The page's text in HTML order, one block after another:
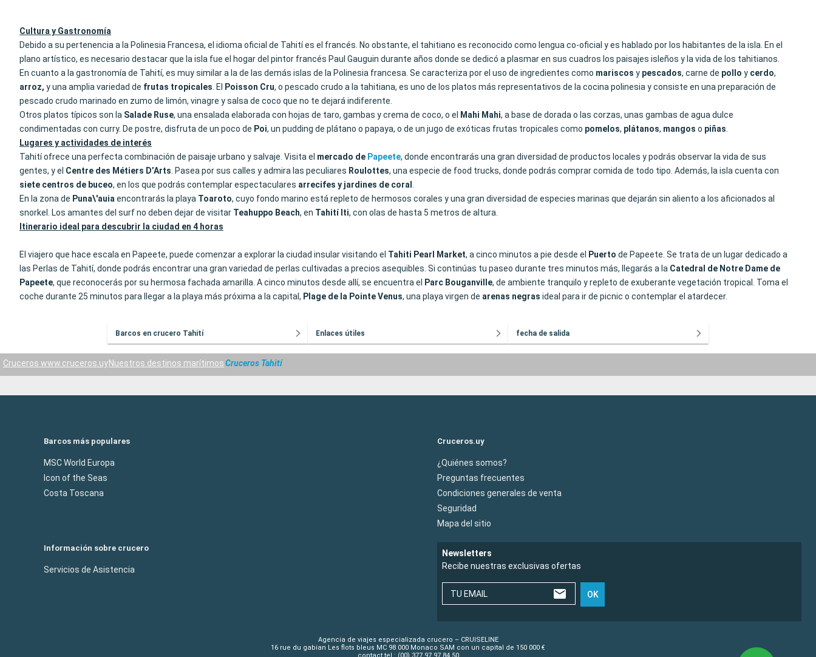
Cultura y Gastronomía
Debido a su pertenencia a la Polinesia Francesa, el idioma oficial de Tahití es el francés. No obstante, el tahitiano es reconocido como lengua co-oficial y es hablado por los habitantes de la isla. En el
plano artístico, es necesario destacar que la isla fue el hogar del pintor francés Paul Gauguin durante años donde se dedicó a plasmar en sus cuadros los paisajes isleños y la vida de los tahitianos.
En cuanto a la gastronomía de Tahití, es muy similar a la de las demás islas de la Polinesia francesa. Se caracteriza por el uso de ingredientes como mariscos y pescados, carne de pollo y cerdo,
arroz, y una amplia variedad de frutas tropicales . El Poisson Cru, o pescado crudo a la tahitiana, es uno de los platos más representativos de la cocina polinesia y consiste en una preparación de
pescado crudo marinado en zumo de limón, vinagre y salsa de coco que no te dejará indiferente.
Otros platos típicos son la Salade Ruse, una ensalada elaborada con hojas de taro, gambas y crema de coco, o el Mahi Mahi, a base de dorada o las corzas, unas gambas de agua dulce
condimentadas con curry. De postre, disfruta de un poco de Poi, un pudding de plátano o papaya, o de un jugo de exóticas frutas tropicales como pomelos, plátanos, mangos o piñas
Lugares y actividades de interés
Tahití ofrece una perfecta combinación de paisaje urbano y salvaje. Visita el mercado de Papeete, donde encontrarás una gran diversidad de productos locales y podrás observar la vida de sus
gentes, y el Centre des Métiers D’Arts . Pasea por sus calles y admira las peculiares Roulottes, una especie de food trucks, donde podrás comprar comida de todo tipo. Además, la isla cuenta con
siete centros de buceo, en los que podrás contemplar espectaculares arrecifes y jardines de coral
En la zona de Puna\'auia encontrarás la playa Toaroto, cuyo fondo marino está repleto de hermosos corales y una gran diversidad de especies marinas que dejarán sin aliento a los aficionados al
snorkel. Los amantes del surf no deben dejar de visitar Teahuppo Beach, en Tahití Iti, con olas de hasta 5 metros de altura.
Itinerario ideal para descubrir la ciudad en 4 horas
El viajero que hace escala en Papeete, puede comenzar a explorar la ciudad insular visitando el Tahiti Pearl Market, a cinco minutos a pie desde el Puerto de Papeete. Se trata de un lugar dedicado a
las Perlas de Tahití, donde podrás encontrar una gran variedad de perlas cultivadas a precios asequibles. Si continúas tu paseo durante tres minutos más, llegarás a la Catedral de Notre Dame de
Papeete, que reconocerás por su hermosa fachada amarilla. A cinco minutos desde allí, se encuentra el Parc Bouganville, de ambiente tranquilo y repleto de exuberante vegetación tropical. Toma el
coche durante 25 minutos para llegar a la playa más próxima a la capital, Plage de la Pointe Venus, una playa virgen de arenas negras ideal para ir de picnic o contemplar el atardecer.
Barcos en crucero Tahití Enlaces útiles fecha de salida
Cruceros www.cruceros.uy Nuestros destinos marítimosCruceros Tahití
Barcos más populares
MSC World Europa
Icon of the Seas
Costa Toscana
Cruceros.uy
¿Quiénes somos?
Preguntas frecuentes
Condiciones generales de venta
Seguridad
Mapa del sitio
Información sobre crucero
Servicios de Asistencia
Newsletters
Recibe nuestras exclusivas ofertas
TU EMAIL OK
Agencia de viajes especializada crucero – CRUISELINE
16 rue du gabian Les flots bleus MC 98 000 Monaco SAM con un capital de 150 000 €